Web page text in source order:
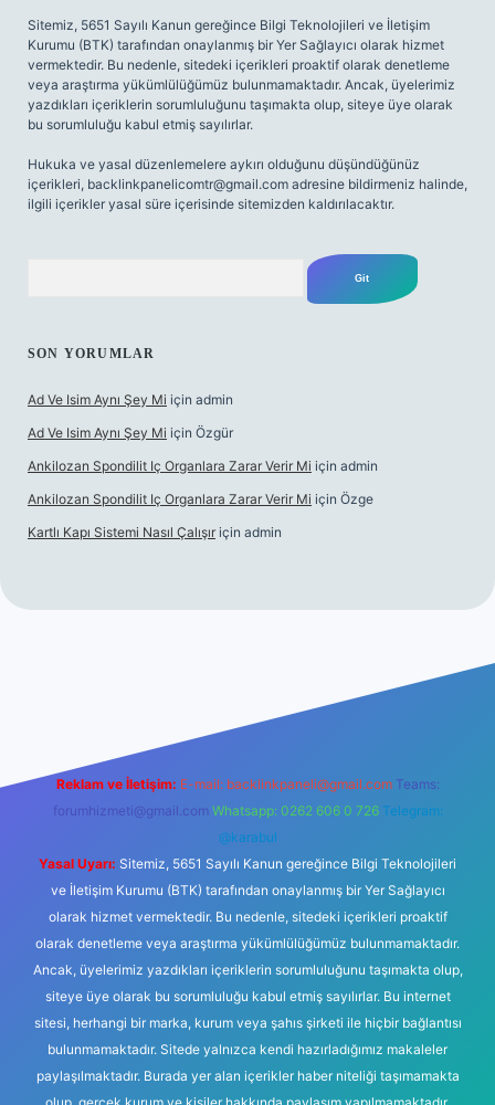
Sitemiz, 5651 Sayılı Kanun gereğince Bilgi Teknolojileri ve İletişim
Kurumu (BTK) tarafından onaylanmış bir Yer Sağlayıcı olarak hizmet
vermektedir. Bu nedenle, sitedeki içerikleri proaktif olarak denetleme
veya araştırma yükümlülüğümüz bulunmamaktadır. Ancak, üyelerimiz
yazdıkları içeriklerin sorumluluğunu taşımakta olup, siteye üye olarak
bu sorumluluğu kabul etmiş sayılırlar.
Hukuka ve yasal düzenlemelere aykırı olduğunu düşündüğünüz
içerikleri, backlinkpanelicomtr@gmail.com adresine bildirmeniz halinde,
ilgili içerikler yasal süre içerisinde sitemizden kaldırılacaktır.
SON YORUMLAR
Ad Ve Isim Aynı Şey Mi için admin
Ad Ve Isim Aynı Şey Mi için Özgür
Ankilozan Spondilit Iç Organlara Zarar Verir Mi için admin
Ankilozan Spondilit Iç Organlara Zarar Verir Mi için Özge
Kartlı Kapı Sistemi Nasıl Çalışır için admin
Reklam ve İletişim: E-mail: backlinkpaneli@gmail.com Teams:
forumhizmeti@gmail.com Whatsapp: 0262 606 0 726 Telegram:
@karabul
Yasal Uyarı: Sitemiz, 5651 Sayılı Kanun gereğince Bilgi Teknolojileri
ve İletişim Kurumu (BTK) tarafından onaylanmış bir Yer Sağlayıcı
olarak hizmet vermektedir. Bu nedenle, sitedeki içerikleri proaktif
olarak denetleme veya araştırma yükümlülüğümüz bulunmamaktadır.
Ancak, üyelerimiz yazdıkları içeriklerin sorumluluğunu taşımakta olup,
siteye üye olarak bu sorumluluğu kabul etmiş sayılırlar. Bu internet
sitesi, herhangi bir marka, kurum veya şahıs şirketi ile hiçbir bağlantısı
bulunmamaktadır. Sitede yalnızca kendi hazırladığımız makaleler
paylaşılmaktadır. Burada yer alan içerikler haber niteliği taşımamakta